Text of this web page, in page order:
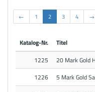
← 1 2 3 4 →
Katalog-Nr. Titel
1225
20 Mark Gold
1226
5 Mark Gold